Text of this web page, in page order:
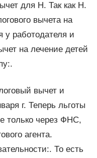
для Н. Так как Н.
вычета на
у работодателя и
на лечение детей
вычет и
г. Теперь льготы
только через ФНС,
агента.
То есть